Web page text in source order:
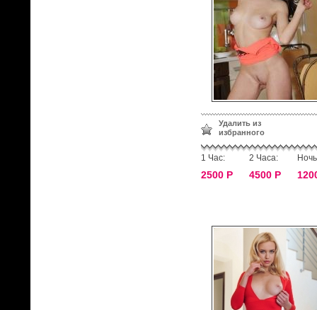
Удалить из
избранного
1 Час:
2500 Р
2 Часа:
4500 Р